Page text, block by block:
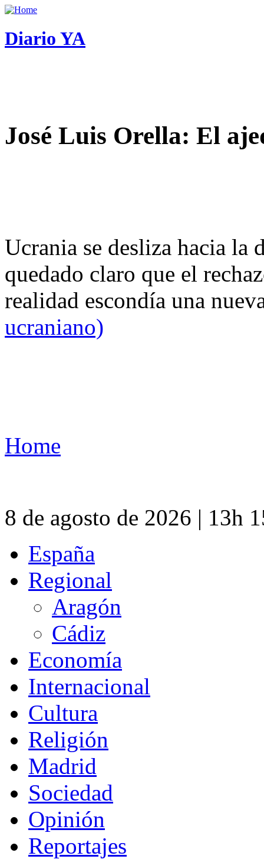
Diario YA
José Luis Orella: El
Ucrania se desliza hacia
quedado claro que el
realidad escondía una
ucraniano)
Home
8 de agosto de 2026 | 13h
España
Regional
Aragón
Cádiz
Economía
Internacional
Cultura
Religión
Madrid
Sociedad
Opinión
Reportajes